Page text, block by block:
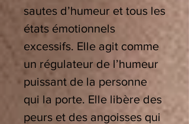
sautes d’humeur et tous les
états émotionnels
excessifs. Elle agit comme
un régulateur de l’humeur
puissant de la personne
qui la porte. Elle libère des
peurs et des angoisses qui